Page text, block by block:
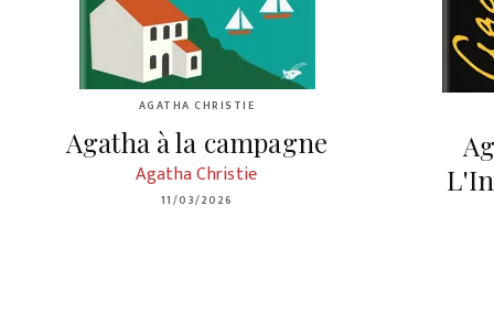
AGATHA CHRISTIE
Agatha à la campagne
Agatha Christie
11/03/2026